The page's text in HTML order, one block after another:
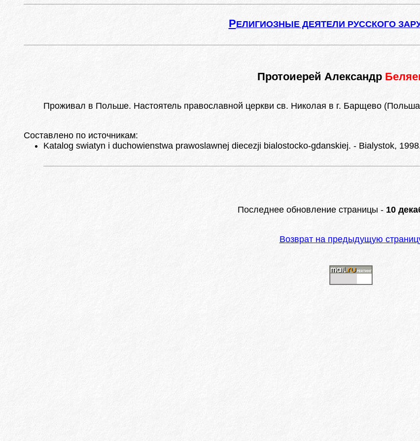
РЕЛИГИОЗНЫЕ ДЕЯТЕЛИ РУССКОГО
Протоиерей Александр
Проживал в Польше. Настоятель православной церкви св. Николая в г. Барщево
Составлено по источникам:
Katalog swiatyn i duchowienstwa prawoslawnej diecezji bialostocko-gdanskiej. - Bialystok,
Последнее обновление страницы - 10
Возврат на предыдущую